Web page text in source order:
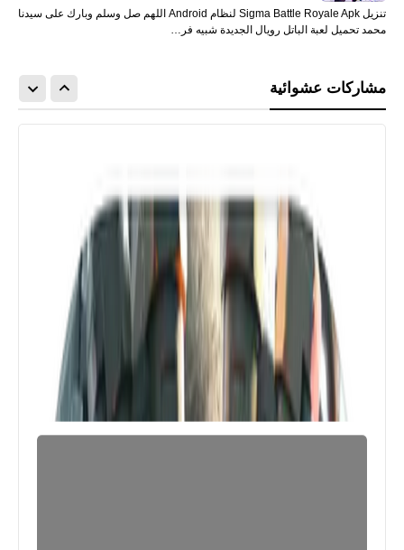
تنزيل Sigma Battle Royale Apk لنظام Android اللهم صل وسلم وبارك على سيدنا
محمد تحميل لعبة الباتل رويال الجديدة شبيه فر…
مشاركات عشوائية